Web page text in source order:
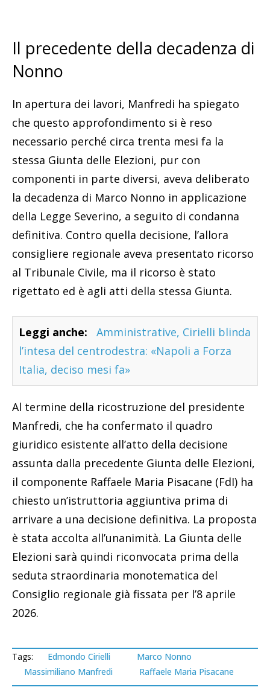
Il precedente della decadenza di
Nonno
In apertura dei lavori, Manfredi ha spiegato
che questo approfondimento si è reso
necessario perché circa trenta mesi fa la
stessa Giunta delle Elezioni, pur con
componenti in parte diversi, aveva deliberato
la decadenza di Marco Nonno in applicazione
della Legge Severino, a seguito di condanna
definitiva. Contro quella decisione, l’allora
consigliere regionale aveva presentato ricorso
al Tribunale Civile, ma il ricorso è stato
rigettato ed è agli atti della stessa Giunta.
Leggi anche:
Amministrative, Cirielli blinda
l’intesa del centrodestra: «Napoli a Forza
Italia, deciso mesi fa»
Al termine della ricostruzione del presidente
Manfredi, che ha confermato il quadro
giuridico esistente all’atto della decisione
assunta dalla precedente Giunta delle Elezioni,
il componente Raffaele Maria Pisacane (FdI) ha
chiesto un’istruttoria aggiuntiva prima di
arrivare a una decisione definitiva. La proposta
è stata accolta all’unanimità. La Giunta delle
Elezioni sarà quindi riconvocata prima della
seduta straordinaria monotematica del
Consiglio regionale già fissata per l’8 aprile
2026.
Tags: Edmondo Cirielli
Marco Nonno
Massimiliano Manfredi
Raffaele Maria Pisacane